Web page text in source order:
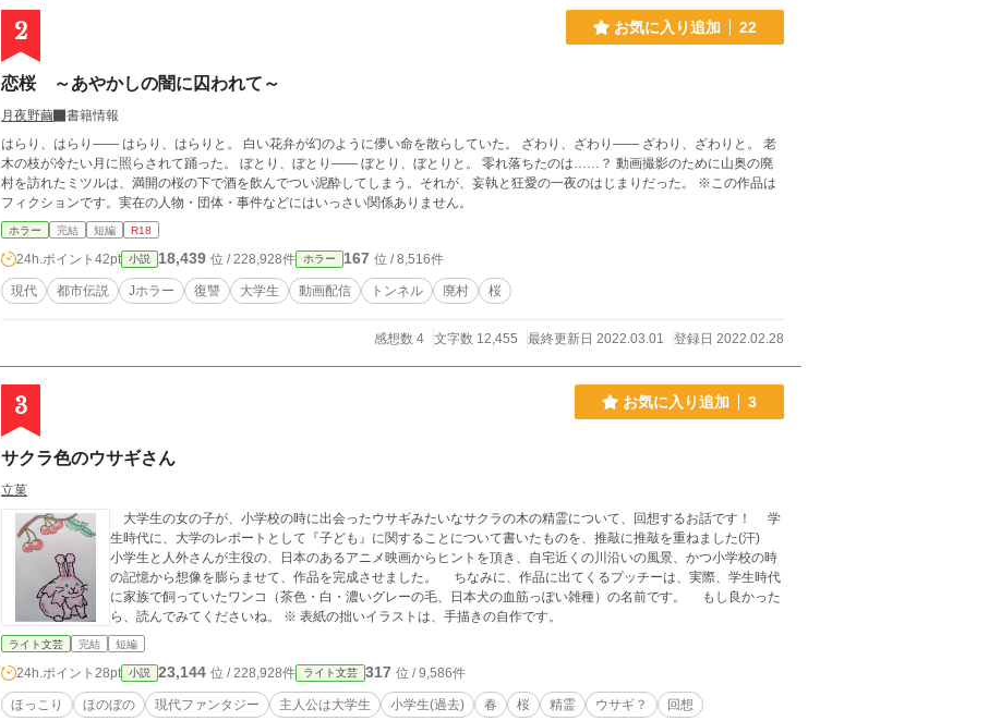
2 お気に入り追加 22
恋桜 ～あやかしの闇に囚われて～
月夜野繭
書籍情報
はらり、はらり―― はらり、はらりと。 白い花弁が幻のように儚い命を散らしていた。 ざわり、ざわり―― ざわり、ざわりと。 老
木の枝が冷たい月に照らされて踊った。 ぼとり、ぼとり―― ぼとり、ぼとりと。 零れ落ちたのは……？ 動画撮影のために山奥の廃
村を訪れたミツルは、満開の桜の下で酒を飲んでつい泥酔してしまう。それが、妄執と狂愛の一夜のはじまりだった。 ※この作品は
フィクションです。実在の人物・団体・事件などにはいっさい関係ありません。
ホラー 完結 短編 R18
24h.ポイント 42pt 小説 18,439 位 / 228,928件 ホラー 167 位 / 8,516件
現代 都市伝説 Jホラー 復讐 大学生 動画配信 トンネル 廃村 桜
感想数 4 文字数 12,455 最終更新日 2022.03.01 登録日 2022.02.28
3 お気に入り追加 3
サクラ色のウサギさん
立菓
大学生の女の子が、小学校の時に出会ったウサギみたいなサクラの木の精霊について、回想するお話です！ 学
生時代に、大学のレポートとして『子ども』に関することについて書いたものを、推敲に推敲を重ねました(汗)
小学生と人外さんが主役の、日本のあるアニメ映画からヒントを頂き、自宅近くの川沿いの風景、かつ小学校の時
の記憶から想像を膨らませて、作品を完成させました。 ちなみに、作品に出てくるプッチーは、実際、学生時代
に家族で飼っていたワンコ（茶色・白・濃いグレーの毛、日本犬の血筋っぽい雑種）の名前です。 もし良かった
ら、読んでみてくださいね。 ※ 表紙の拙いイラストは、手描きの自作です。
ライト文芸 完結 短編
24h.ポイント 28pt 小説 23,144 位 / 228,928件 ライト文芸 317 位 / 9,586件
ほっこり ほのぼの 現代ファンタジー 主人公は大学生 小学生(過去) 春 桜 精霊 ウサギ？ 回想